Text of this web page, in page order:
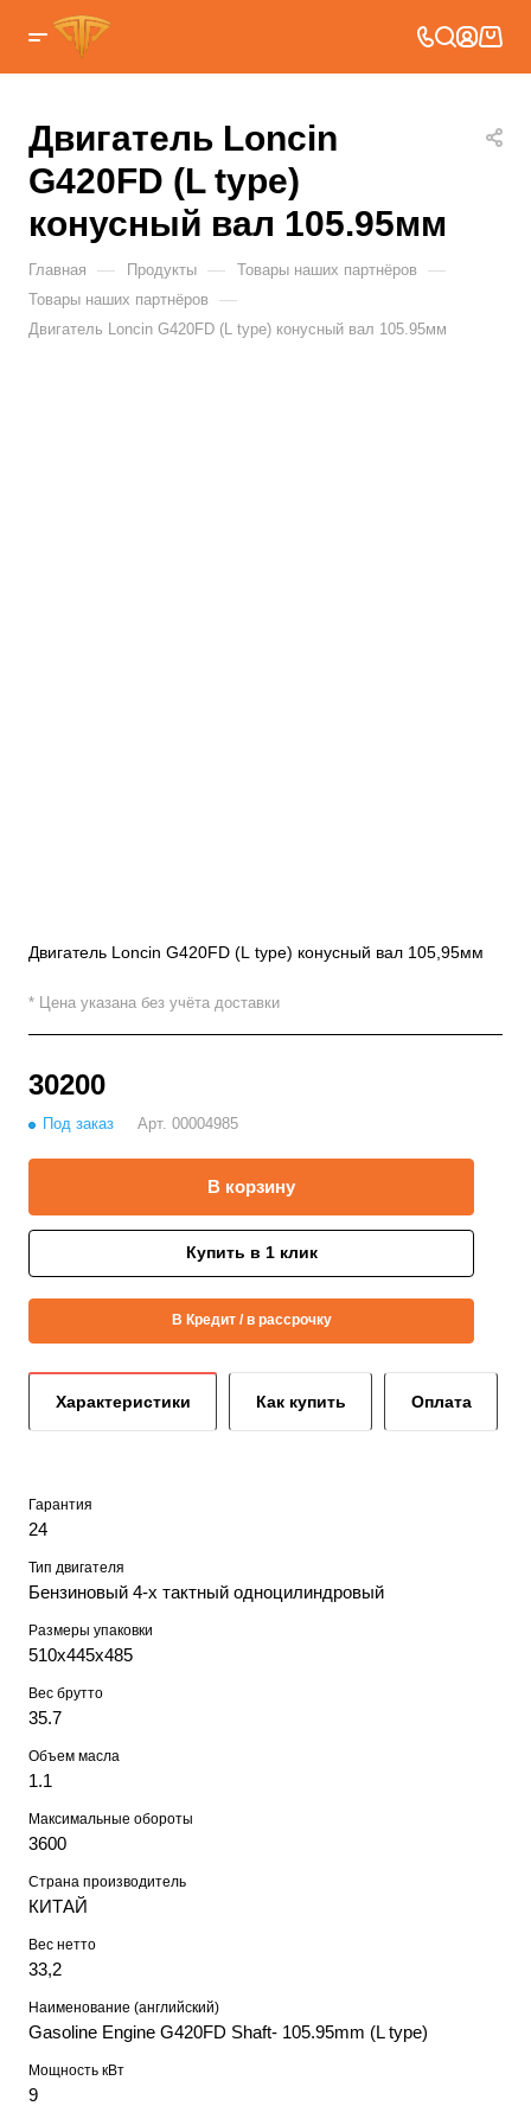
Двигатель Loncin
G420FD (L type)
конусный вал 105.95мм
Главная — Продукты — Товары наших партнёров —
Товары наших партнёров —
Двигатель Loncin G420FD (L type) конусный вал 105.95мм
Двигатель Loncin G420FD (L type) конусный вал 105,95мм
* Цена указана без учёта доставки
30200
Под заказ Арт. 00004985
В корзину
Купить в 1 клик
В Кредит / в рассрочку
Характеристики Как купить Оплата
Гарантия
24
Тип двигателя
Бензиновый 4-х тактный одноцилиндровый
Размеры упаковки
510х445х485
Вес брутто
35.7
Объем масла
1.1
Максимальные обороты
3600
Страна производитель
КИТАЙ
Вес нетто
33,2
Наименование (английский)
Gasoline Engine G420FD Shaft- 105.95mm (L type)
Мощность кВт
9